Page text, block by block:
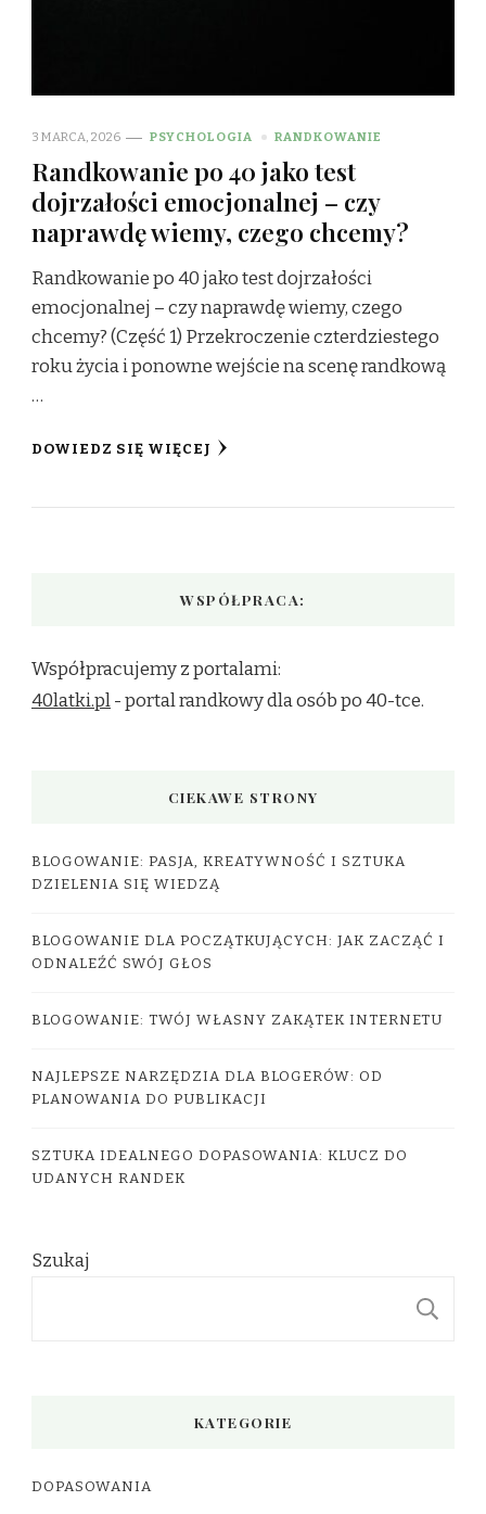
3 MARCA, 2026 PSYCHOLOGIA RANDKOWANIE
Randkowanie po 40 jako test
dojrzałości emocjonalnej – czy
naprawdę wiemy, czego chcemy?
Randkowanie po 40 jako test dojrzałości
emocjonalnej – czy naprawdę wiemy, czego
chcemy? (Część 1) Przekroczenie czterdziestego
roku życia i ponowne wejście na scenę randkową
…
DOWIEDZ SIĘ WIĘCEJ
WSPÓŁPRACA:
Współpracujemy z portalami:
40latki.pl- portal randkowy dla osób po 40-tce.
CIEKAWE STRONY
BLOGOWANIE: PASJA, KREATYWNOŚĆ I SZTUKA
DZIELENIA SIĘ WIEDZĄ
BLOGOWANIE DLA POCZĄTKUJĄCYCH: JAK ZACZĄĆ I
ODNALEŹĆ SWÓJ GŁOS
BLOGOWANIE: TWÓJ WŁASNY ZAKĄTEK INTERNETU
NAJLEPSZE NARZĘDZIA DLA BLOGERÓW: OD
PLANOWANIA DO PUBLIKACJI
SZTUKA IDEALNEGO DOPASOWANIA: KLUCZ DO
UDANYCH RANDEK
Szukaj
KATEGORIE
DOPASOWANIA